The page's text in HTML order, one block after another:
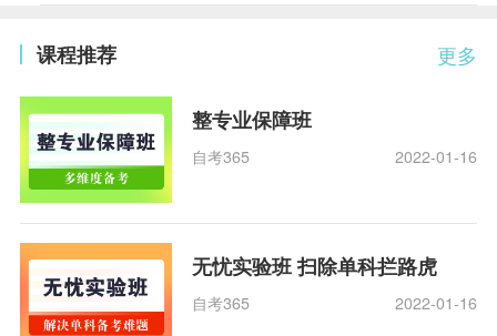
更多
课程推荐
整专业保障班
自考365 2022-01-16
无忧实验班 扫除单科拦路虎
自考365 2022-01-16